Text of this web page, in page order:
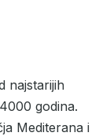
najstarijih
godina.
Mediterana i